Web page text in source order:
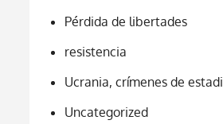
Pérdida de libertades
resistencia
Ucrania, crímenes de estadi
Uncategorized